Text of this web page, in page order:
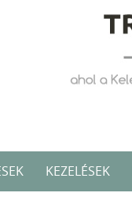
KEZELÉSEK